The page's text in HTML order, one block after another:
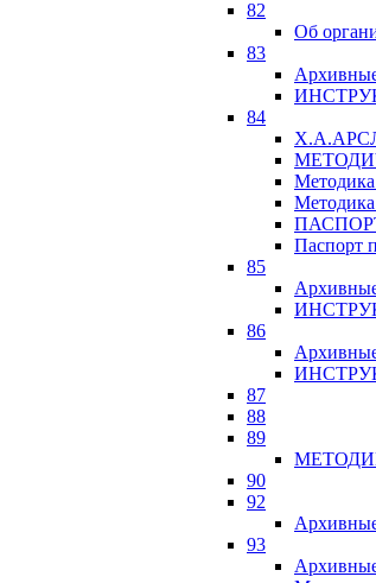
82
Об
83
84
Методика
Методика
85
86
87
88
89
90
92
93